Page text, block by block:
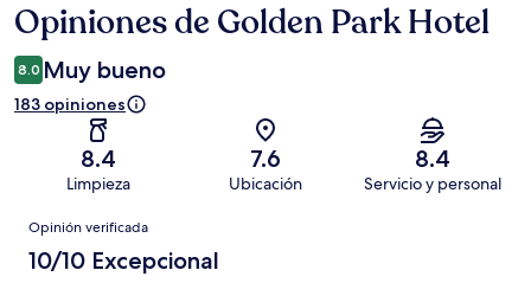
Opiniones
Opiniones de Golden Park Hotel
8.0 Muy bueno
183 opiniones
8.4
Limpieza
7.6
Ubicación
8.4
Servicio y personal
Opiniones
Opinión verificada
10/10 Excepcional